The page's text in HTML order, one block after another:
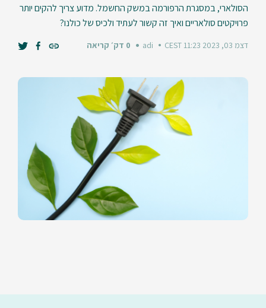
הסולארי, במסגרת הרפורמה במשק החשמל. מדוע צריך להקים יותר
פרויקטים סולאריים ואיך זה קשור לעתיד ולכיס של כולנו?
דצמ 03, 2023 11:23 CEST